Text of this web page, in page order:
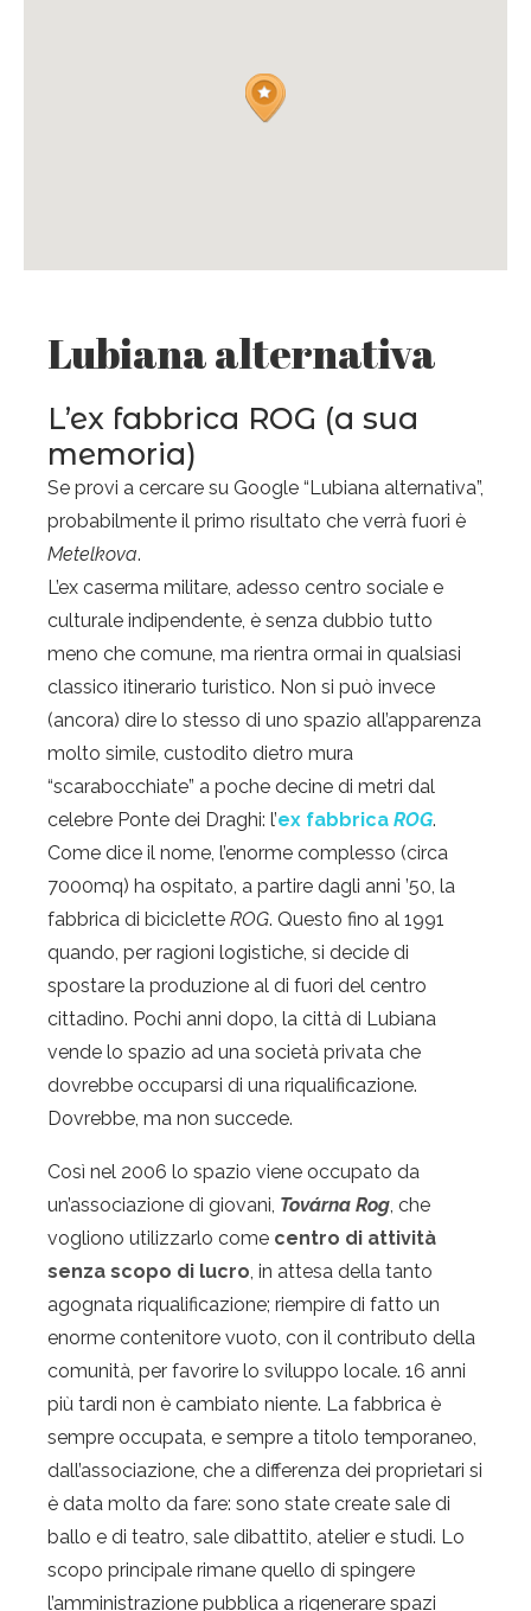
Lubiana alternativa
L’ex fabbrica ROG (a sua
memoria)
Se provi a cercare su Google “Lubiana alternativa”,
probabilmente il primo risultato che verrà fuori è
Metelkova.
L’ex caserma militare, adesso centro sociale e
culturale indipendente, è senza dubbio tutto
meno che comune, ma rientra ormai in qualsiasi
classico itinerario turistico. Non si può invece
(ancora) dire lo stesso di uno spazio all’apparenza
molto simile, custodito dietro mura
“scarabocchiate” a poche decine di metri dal
celebre Ponte dei Draghi: l’ex fabbrica ROG.
Come dice il nome, l’enorme complesso (circa
7000mq) ha ospitato, a partire dagli anni ’50, la
fabbrica di biciclette ROG. Questo fino al 1991
quando, per ragioni logistiche, si decide di
spostare la produzione al di fuori del centro
cittadino. Pochi anni dopo, la città di Lubiana
vende lo spazio ad una società privata che
dovrebbe occuparsi di una riqualificazione.
Dovrebbe, ma non succede.
Così nel 2006 lo spazio viene occupato da
un’associazione di giovani, Továrna Rog, che
vogliono utilizzarlo come centro di attività
senza scopo di lucro, in attesa della tanto
agognata riqualificazione; riempire di fatto un
enorme contenitore vuoto, con il contributo della
comunità, per favorire lo sviluppo locale. 16 anni
più tardi non è cambiato niente. La fabbrica è
sempre occupata, e sempre a titolo temporaneo,
dall’associazione, che a differenza dei proprietari si
è data molto da fare: sono state create sale di
ballo e di teatro, sale dibattito, atelier e studi. Lo
scopo principale rimane quello di spingere
l’amministrazione pubblica a rigenerare spazi